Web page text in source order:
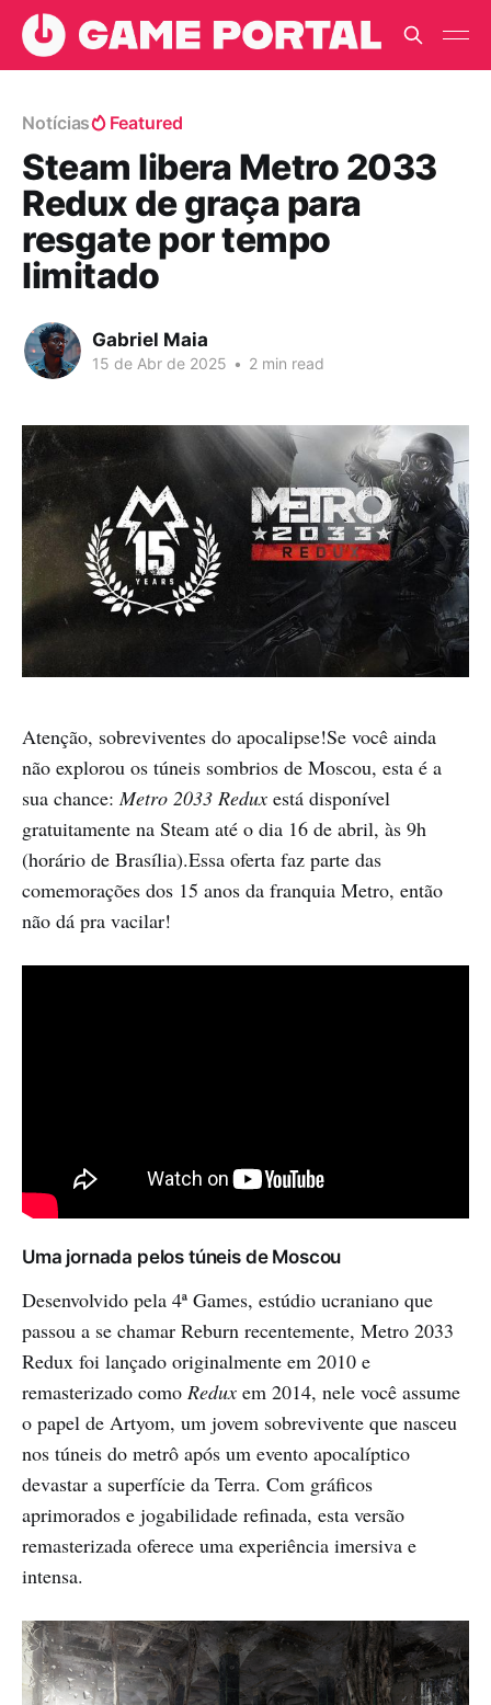
Notícias Featured
Steam libera Metro 2033
Redux de graça para
resgate por tempo
limitado
Gabriel Maia
15 de Abr de 2025 • 2 min read
Atenção, sobreviventes do apocalipse!Se você ainda
não explorou os túneis sombrios de Moscou, esta é a
sua chance:Metro 2033 Redux está disponível
gratuitamente na Steam até o dia 16 de abril, às 9h
(horário de Brasília).Essa oferta faz parte das
comemorações dos 15 anos da franquia Metro, então
não dá pra vacilar!
Uma jornada pelos túneis de Moscou
Desenvolvido pela 4ª Games, estúdio ucraniano que
passou a se chamar Reburn recentemente, Metro 2033
Redux foi lançado originalmente em 2010 e
remasterizado como Redux em 2014, nele você assume
o papel de Artyom, um jovem sobrevivente que nasceu
nos túneis do metrô após um evento apocalíptico
devastar a superfície da Terra. Com gráficos
aprimorados e jogabilidade refinada, esta versão
remasterizada oferece uma experiência imersiva e
intensa.